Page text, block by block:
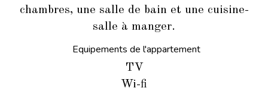
chambres, une salle de bain et une cuisine-
salle à manger.
Equipements de l'appartement
TV
Wi-fi